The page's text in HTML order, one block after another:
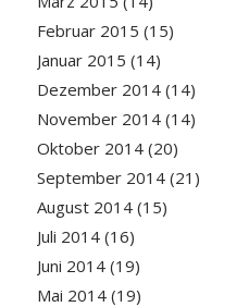
Februar 2015 (15)
Januar 2015 (14)
Dezember 2014(14)
November 2014(14)
Oktober 2014(20)
September 2014(21)
August 2014(15)
Juli 2014(16)
Juni 2014(19)
Mai 2014(19)